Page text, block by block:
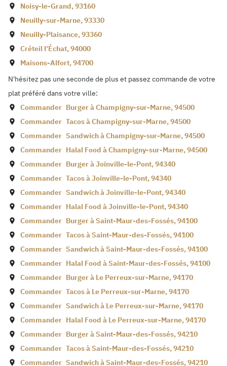
Noisy-le-Grand,93160
Neuilly-sur-Marne,93330
Neuilly-Plaisance,93360
Créteil l’Échat,94000
Maisons-Alfort,94700
N'hésitez pas une seconde de plus et passez commande de votre
plat préféré dans votre ville:
Commander Burger àChampigny-sur-Marne,94500
Commander Tacos àChampigny-sur-Marne,94500
Commander Sandwich àChampigny-sur-Marne,94500
Commander Halal Food àChampigny-sur-Marne,94500
Commander Burger àJoinville-le-Pont,94340
Commander Tacos àJoinville-le-Pont,94340
Commander Sandwich àJoinville-le-Pont,94340
Commander Halal Food àJoinville-le-Pont,94340
Commander Burger àSaint-Maur-des-Fossés,94100
Commander Tacos àSaint-Maur-des-Fossés,94100
Commander Sandwich àSaint-Maur-des-Fossés,94100
Commander Halal Food àSaint-Maur-des-Fossés,94100
Commander Burger à Le Perreux-sur-Marne,94170
Commander Tacos à Le Perreux-sur-Marne,94170
Commander Sandwich à Le Perreux-sur-Marne,94170
Commander Halal Food à Le Perreux-sur-Marne,94170
Commander Burger àSaint-Maur-des-Fossés,94210
Commander Tacos àSaint-Maur-des-Fossés,94210
Commander Sandwich àSaint-Maur-des-Fossés,94210